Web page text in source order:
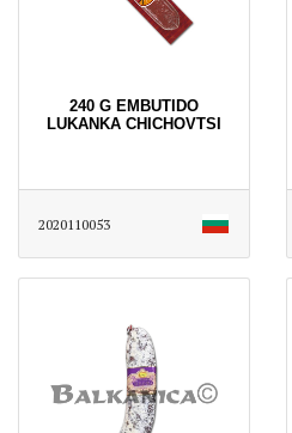
240 G EMBUTIDO
LUKANKA CHICHOVTSI
2020110053